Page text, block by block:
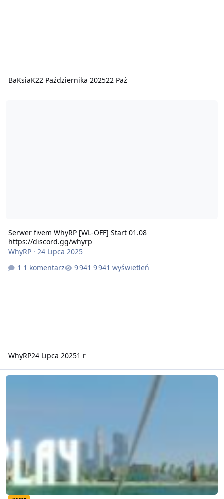
BaKsiaK22 Października 202522 Paź
Serwer fivem WhyRP [WL-OFF] Start 01.08
https://discord.gg/whyrp
WhyRP· 24 Lipca 2025
1 komentarz
9 941 wyświetleń
WhyRP24 Lipca 20251 r
AxCityRoleplay Start już w marcu!